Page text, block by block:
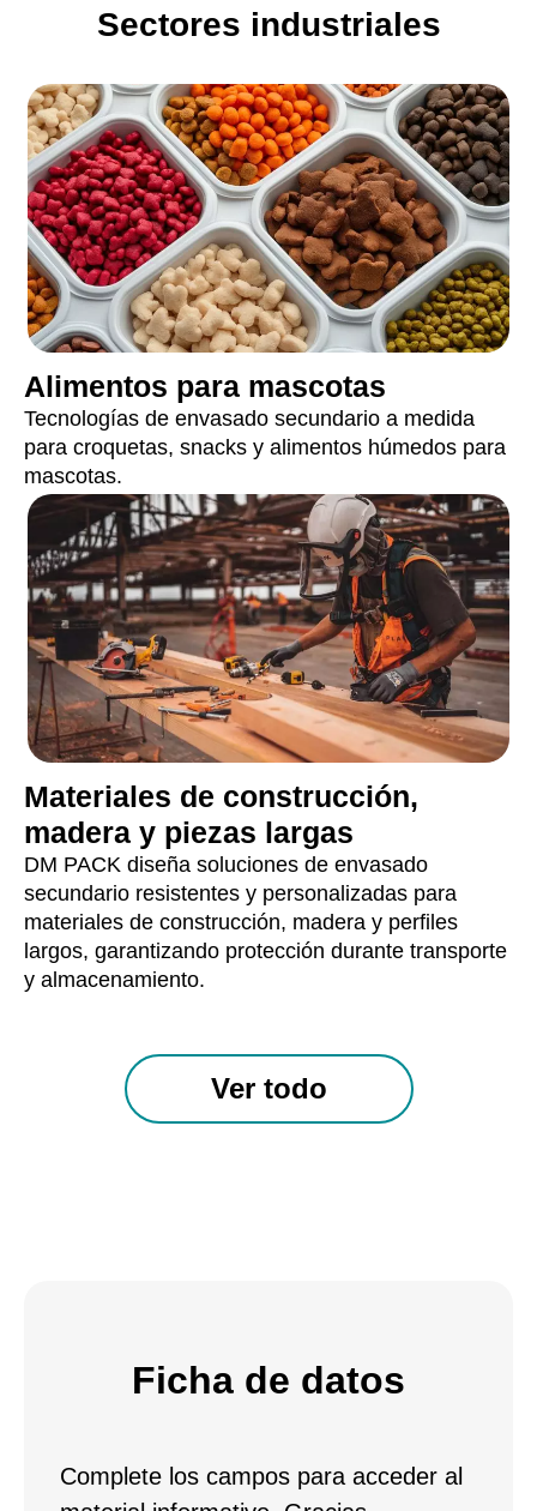
Sectores industriales
Alimentos para mascotas
Tecnologías de envasado secundario a medida
para croquetas, snacks y alimentos húmedos para
mascotas.
Materiales de construcción,
madera y piezas largas
DM PACK diseña soluciones de envasado
secundario resistentes y personalizadas para
materiales de construcción, madera y perfiles
largos, garantizando protección durante transporte
y almacenamiento.
Ver todo
Ficha de datos
Complete los campos para acceder al